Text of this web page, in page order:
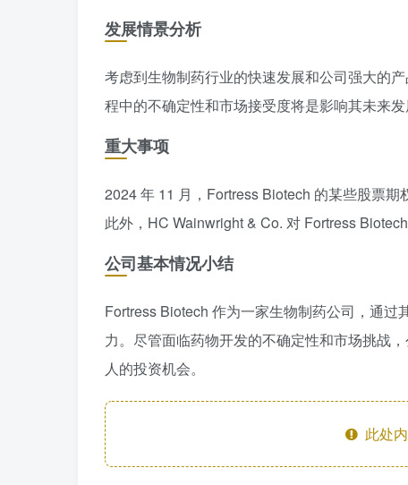
发展情景分析
考虑到生物制药行业的快速发展和公司强大的
程中的不确定性和市场接受度将是影响其未来发
重大事项
2024 年 11 月，Fortress Biotech 的某些股票
此外，HC Wainwright & Co. 对 Fortress Biotech
公司基本情况小结
Fortress Biotech 作为一家生物制药公司，通
力。尽管面临药物开发的不确定性和市场挑战
人的投资机会。
此处